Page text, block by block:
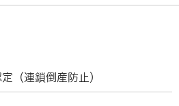
（連鎖倒産防止）